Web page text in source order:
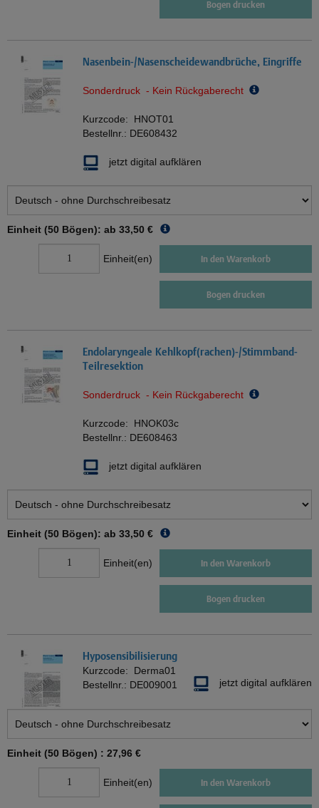
Bogen drucken
Nasenbein-/Nasenscheidewandbrüche, Eingriffe
Sonderdruck - Kein Rückgaberecht
Kurzcode: HNOT01
Bestellnr.: DE608432
jetzt digital aufklären
Einheit (50 Bögen): ab 33,50 €
Einheit(en) In den Warenkorb
Bogen drucken
Endolaryngeale Kehlkopf(rachen)-/Stimmband-
Teilresektion
Sonderdruck - Kein Rückgaberecht
Kurzcode: HNOK03c
Bestellnr.: DE608463
jetzt digital aufklären
Einheit (50 Bögen): ab 33,50 €
Einheit(en) In den Warenkorb
Bogen drucken
Hyposensibilisierung
Kurzcode: Derma01
Bestellnr.: DE009001 jetzt digital aufklären
Einheit (50 Bögen) : 27,96 €
Einheit(en) In den Warenkorb